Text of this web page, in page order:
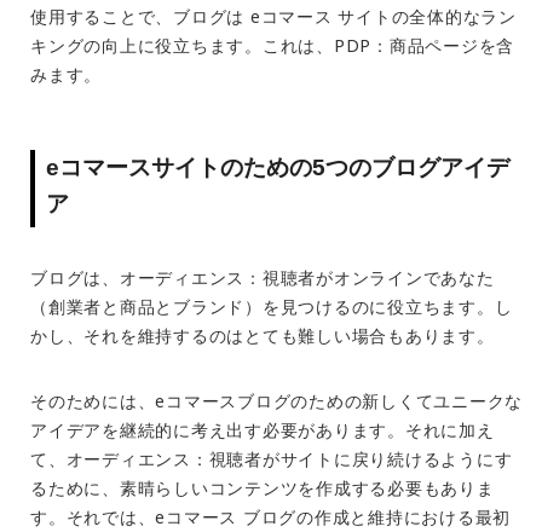
使用することで、ブログは eコマース サイトの全体的なラン
キングの向上に役立ちます。これは、PDP：商品ページを含
みます。
eコマースサイトのための5つのブログアイデ
ア
ブログは、 オーディエンス： 視聴者がオンラインであなた
（創業者と商品とブランド）を見つけるのに役立ちます。し
かし、それを維持するのはとても難しい場合もあります。
そのためには、eコマースブログのための新しくてユニークな
アイデアを継続的に考え出す必要があります。それに加え
て、 オーディエンス： 視聴者がサイトに戻り続けるようにす
るために、素晴らしいコンテンツを作成する必要もありま
す。それでは、eコマース ブログの作成と維持における最初